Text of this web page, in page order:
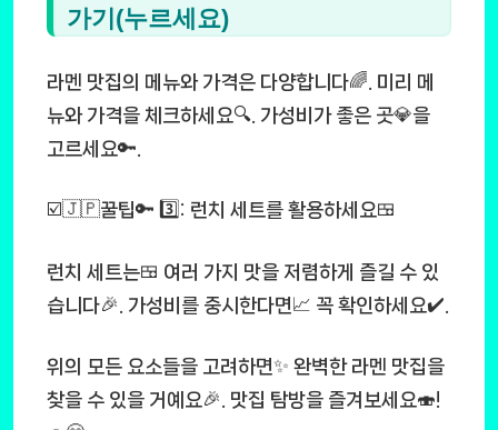
가기(누르세요)
라멘 맛집의 메뉴와 가격은 다양합니다🌈. 미리 메
뉴와 가격을 체크하세요🔍. 가성비가 좋은 곳💎을
고르세요🔑.
☑️🇯🇵꿀팁🔑 3️⃣: 런치 세트를 활용하세요🍱
런치 세트는🍱 여러 가지 맛을 저렴하게 즐길 수 있
습니다🎉. 가성비를 중시한다면📈 꼭 확인하세요✔️.
위의 모든 요소들을 고려하면✨ 완벽한 라멘 맛집을
찾을 수 있을 거예요🎉. 맛집 탐방을 즐겨보세요🍣!